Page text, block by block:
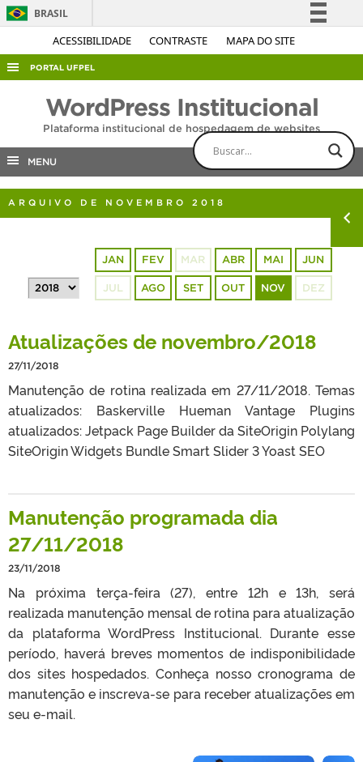
ACESSIBILIDADE CONTRASTE MAPA DO SITE
BRASIL
Simplifique!
Acesso à informação
Legislação
PORTAL UFPEL
AUDITORIA
COBALTO
CONCURSOS
EDITAIS
PORTARIAS
WordPress Institucional
Plataforma institucional de hospedagem de websites
MENU
ARQUIVO DE NOVEMBRO 2018
JAN FEV MAR ABR MAI JUN
JUL AGO SET OUT NOV DEZ
Atualizações de novembro/2018
27/11/2018
Manutenção de rotina realizada em 27/11/2018. Temas
atualizados: Baskerville Hueman Vantage Plugins
atualizados: Jetpack Page Builder da SiteOrigin Polylang
SiteOrigin Widgets Bundle Smart Slider 3 Yoast SEO
Manutenção programada dia
27/11/2018
23/11/2018
Na próxima terça-feira (27), entre 12h e 13h, será
realizada manutenção mensal de rotina para atualização
da plataforma WordPress Institucional. Durante esse
período, haverá breves momentos de indisponibilidade
dos sites hospedados. Conheça nosso cronograma de
manutenção e inscreva-se para receber atualizações em
seu e-mail.